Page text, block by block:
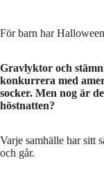
För barn har
Gravlyktor och
konkurrera med
socker. Men nog är
höstnatten?
Varje samhälle har sitt
och går.